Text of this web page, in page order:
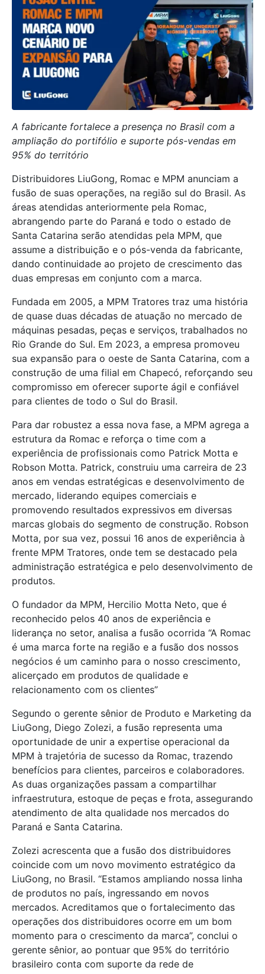
A fabricante fortalece a presença no Brasil com a
ampliação do portifólio e suporte pós-vendas em
95% do território
Distribuidores LiuGong, Romac e MPM anunciam a
fusão de suas operações, na região sul do Brasil. As
áreas atendidas anteriormente pela Romac,
abrangendo parte do Paraná e todo o estado de
Santa Catarina serão atendidas pela MPM, que
assume a distribuição e o pós-venda da fabricante,
dando continuidade ao projeto de crescimento das
duas empresas em conjunto com a marca.
Fundada em 2005, a MPM Tratores traz uma história
de quase duas décadas de atuação no mercado de
máquinas pesadas, peças e serviços, trabalhados no
Rio Grande do Sul. Em 2023, a empresa promoveu
sua expansão para o oeste de Santa Catarina, com a
construção de uma filial em Chapecó, reforçando seu
compromisso em oferecer suporte ágil e confiável
para clientes de todo o Sul do Brasil.
Para dar robustez a essa nova fase, a MPM agrega a
estrutura da Romac e reforça o time com a
experiência de profissionais como Patrick Motta e
Robson Motta. Patrick, construiu uma carreira de 23
anos em vendas estratégicas e desenvolvimento de
mercado, liderando equipes comerciais e
promovendo resultados expressivos em diversas
marcas globais do segmento de construção. Robson
Motta, por sua vez, possui 16 anos de experiência à
frente MPM Tratores, onde tem se destacado pela
administração estratégica e pelo desenvolvimento de
produtos.
O fundador da MPM, Hercilio Motta Neto, que é
reconhecido pelos 40 anos de experiência e
liderança no setor, analisa a fusão ocorrida “A Romac
é uma marca forte na região e a fusão dos nossos
negócios é um caminho para o nosso crescimento,
alicerçado em produtos de qualidade e
relacionamento com os clientes”
Segundo o gerente sênior de Produto e Marketing da
LiuGong, Diego Zolezi, a fusão representa uma
oportunidade de unir a expertise operacional da
MPM à trajetória de sucesso da Romac, trazendo
benefícios para clientes, parceiros e colaboradores.
As duas organizações passam a compartilhar
infraestrutura, estoque de peças e frota, assegurando
atendimento de alta qualidade nos mercados do
Paraná e Santa Catarina.
Zolezi acrescenta que a fusão dos distribuidores
coincide com um novo movimento estratégico da
LiuGong, no Brasil. “Estamos ampliando nossa linha
de produtos no país, ingressando em novos
mercados. Acreditamos que o fortalecimento das
operações dos distribuidores ocorre em um bom
momento para o crescimento da marca”, conclui o
gerente sênior, ao pontuar que 95% do território
brasileiro conta com suporte da rede de